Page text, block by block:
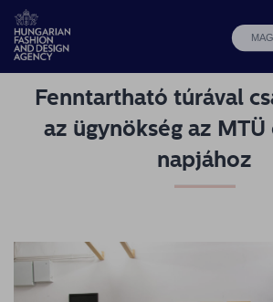
HFDA
Divat
Budapest
Select
Fenntartható túrával
az ügynökség az
napjához